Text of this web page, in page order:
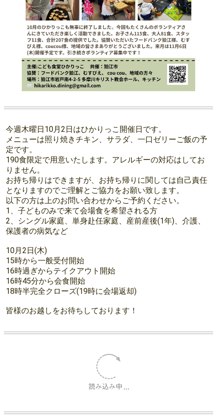
今週木曜日10月2日はひかりっこ開催日です。
メニューは照り焼きチキン、サラダ、一口ゼリーご飯の予
定です。
190食限定で用意いたします。アレルギーの対応はしてお
りません。
お持ち帰りはできますが、お持ち帰りに関しては自己責任
となりますのでご理解とご協力をお願い致します。
以下の方は上のお問い合わせからご予約ください。
1、子どものみで来て会場食を希望される方
2、シングル家庭、単身赴任家庭、産前産後(1年)、介護、
保護者の病気など
10月2日(木)
15時から一般受付開始
16時過ぎからテイクアウト開始
16時45分から会食開始
18時半完全クローズ(19時に会場返却)
皆様のお越しをお待ちしております！